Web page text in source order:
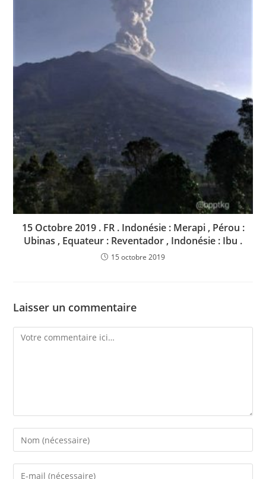
15 Octobre 2019 . FR . Indonésie : Merapi , Pérou :
Ubinas , Equateur : Reventador , Indonésie : Ibu .
15 octobre 2019
Laisser un commentaire
Comment
Enter
your
name
Enter